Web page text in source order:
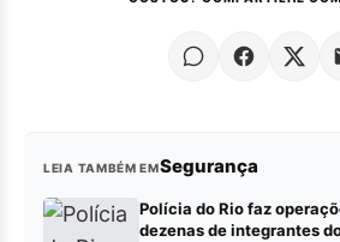
LEIA TAMBÉM EMSegurança
Polícia do Rio faz
dezenas de integrantes